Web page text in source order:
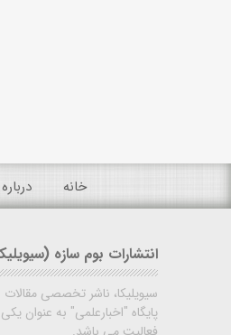
خانه
انتشارات بوم سازه
سیویلیکا، ناشر تخصصی
پایگاه "اخبارعلمی" به عنوان